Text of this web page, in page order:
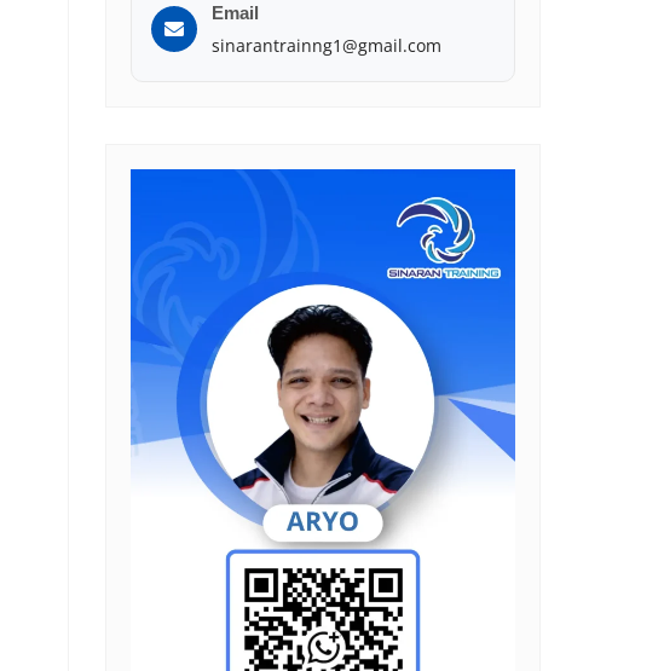
Email
sinarantrainng1@gmail.com